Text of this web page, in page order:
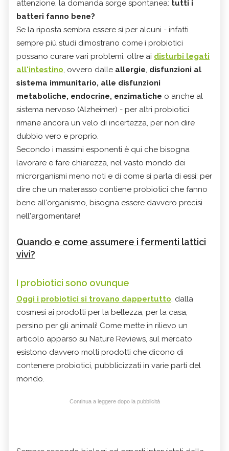
attenzione, la domanda sorge spontanea: tutti i
batteri fanno bene?
Se la riposta sembra essere sì per alcuni - infatti
sempre più studi dimostrano come i probiotici
possano curare vari problemi, oltre ai disturbi legati
all'intestino, ovvero dalle allergie, disfunzioni al
sistema immunitario, alle disfunzioni
metaboliche, endocrine, enzimatiche o anche al
sistema nervoso (Alzheimer) - per altri probiotici
rimane ancora un velo di incertezza, per non dire
dubbio vero e proprio.
Secondo i massimi esponenti è qui che bisogna
lavorare e fare chiarezza, nel vasto mondo dei
microrganismi meno noti e di come si parla di essi: per
dire che un materasso contiene probiotici che fanno
bene all'organismo, bisogna essere davvero precisi
nell'argomentare!
Quando e come assumere i fermenti lattici
vivi?
I probiotici sono ovunque
Oggi i probiotici si trovano dappertutto, dalla
cosmesi ai prodotti per la bellezza, per la casa,
persino per gli animali! Come mette in rilievo un
articolo apparso su Nature Reviews, sul mercato
esistono davvero molti prodotti che dicono di
contenere probiotici, pubblicizzati in varie parti del
mondo.
Continua a leggere dopo la pubblicità